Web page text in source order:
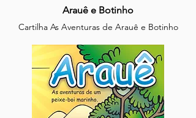
Cartilha As Aventuras de Arauê e Botinho